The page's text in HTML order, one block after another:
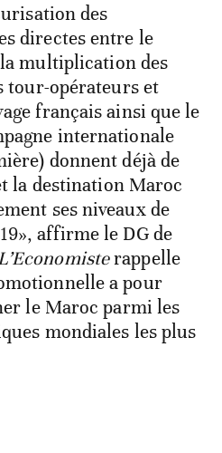
des
directes entre le
multiplication des
tour-opérateurs et
français ainsi que le
internationale
donnent déjà de
la destination Maroc
ses niveaux de
affirme le DG de
rappelle
a pour
le Maroc parmi les
mondiales les plus